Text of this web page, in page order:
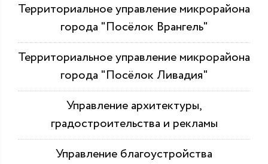
Территориальное управление микрорайона
города "Посёлок Врангель"
Территориальное управление микрорайона
города "Посёлок Ливадия"
Управление архитектуры,
градостроительства и рекламы
Управление благоустройства